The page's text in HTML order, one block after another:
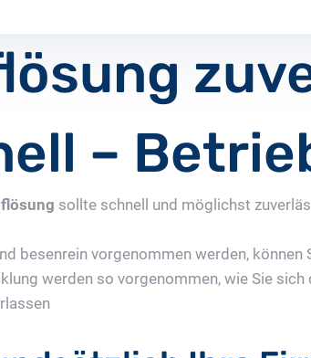
–
sollte schnell und möglichst
besenrein vorgenommen werden,
werden so vorgenommen, wie Sie